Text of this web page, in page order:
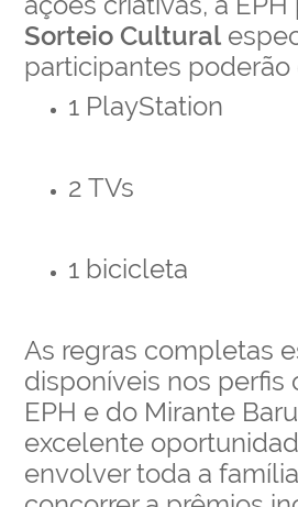
Sorteio Cultural
participantes poderão
1 PlayStation
2 TVs
1 bicicleta
As regras completas
disponíveis nos perfis
EPH e do Mirante
excelente
envolver toda a